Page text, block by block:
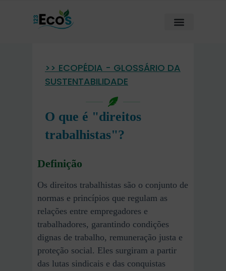
>> ECOPÉDIA - GLOSSÁRIO DA
SUSTENTABILIDADE
O que é "direitos
trabalhistas"?
Definição
Os direitos trabalhistas são o conjunto de
normas e princípios que regulam as
relações entre empregadores e
trabalhadores, garantindo condições
dignas de trabalho, remuneração justa e
proteção social. Eles surgiram a partir
das lutas sindicais e das conquistas